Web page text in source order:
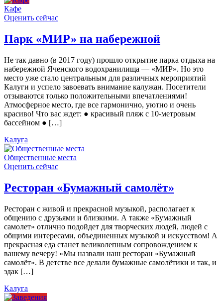
Кафе
Оценить сейчас
Парк «МИР» на набережной
Не так давно (в 2017 году) прошло открытие парка отдыха на
набережной Яченского водохранилища — «МИР». Но это
место уже стало центральным для различных мероприятий
Калуги и успело завоевать внимание калужан. Посетители
отзываются только положительными впечатлениями!
Атмосферное место, где все гармонично, уютно и очень
красиво! Что вас ждет: ● красивый пляж с 10-метровым
бассейном ● […]
Калуга
Общественные места
Оценить сейчас
Ресторан «Бумажный самолёт»
Ресторан с живой и прекрасной музыкой, располагает к
общению с друзьями и близкими. А также «Бумажный
самолет» отлично подойдет для творческих людей, людей с
общими интересами, объединенных музыкой и искусством! А
прекрасная еда станет великолепным сопровождением к
вашему вечеру! «Мы назвали наш ресторан «Бумажный
самолёт». В детстве все делали бумажные самолётики и так, и
эдак […]
Калуга